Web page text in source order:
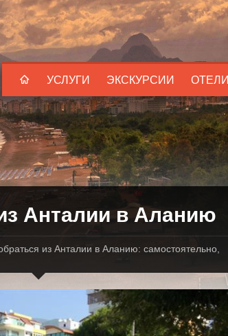
УСЛУГИ ЭКСКУРСИИ ОТЕЛИ
Анталии в Аланию
из Анталии в Аланию: самостоятельно,